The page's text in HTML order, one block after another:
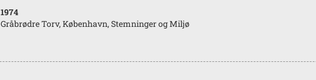
1974
Gråbrødre Torv, København, Stemninger og Miljø